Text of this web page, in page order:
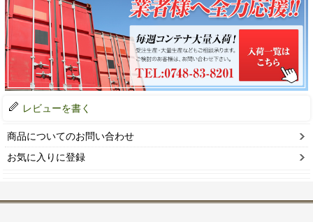
レビューを書く
商品についてのお問い合わせ
お気に入りに登録